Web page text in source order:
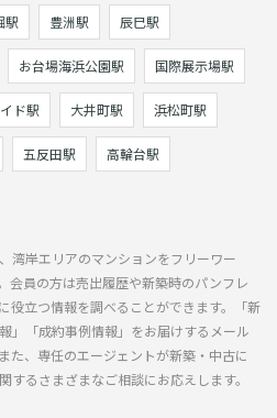
駅 豊洲駅 辰巳駅
お台場海浜公園駅 国際展示場駅
ド駅 大井町駅 浜松町駅
五反田駅 高輪台駅
湾岸エリアのマンションをフリーワー
会員の方は売出履歴や新築時のパンフレ
役立つ情報を調べることができます。「新
」「成約事例情報」をお届けするメール
た、専任のエージェントが新築・中古に
するさまざまなご相談にお応えします。